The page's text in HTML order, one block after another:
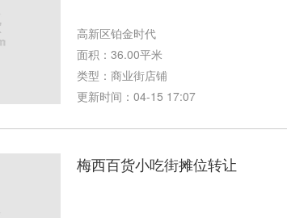
高新区铂金时代
面积：36.00平米
类型：商业街店铺
更新时间：04-15 17:07
梅西百货小吃街摊位转让